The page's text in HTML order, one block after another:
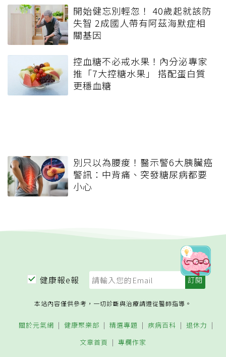
開始健忘別輕忽！ 40歲起就該防
失智 2成國人帶有阿茲海默症相
關基因
控血糖不必戒水果！內分泌專家
推「7大控糖水果」 搭配蛋白質
更穩血糖
別只以為腰痠！醫示警6大胰臟癌
警訊：中背痛、突發糖尿病都要
小心
健康報e報
本站內容僅供參考，一切診斷與治療請遵從醫師指導。
關於元氣網 健康聚樂部 精選專題 疾病百科
退休力
文章首頁
專欄作家